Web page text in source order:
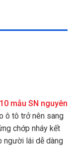
mẫu SN nguyên
ô tô trở nên sang
chớp nháy kết
người lái dễ dàng